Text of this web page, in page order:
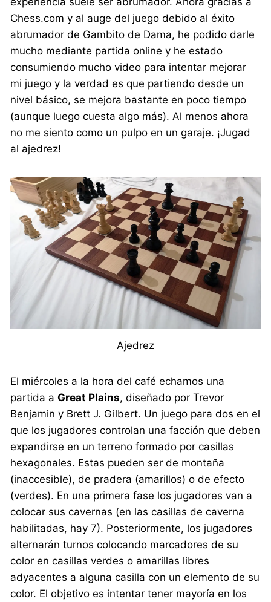
Chess.com y al auge del juego debido al éxito
abrumador de Gambito de Dama, he podido darle
mucho mediante partida online y he estado
consumiendo mucho video para intentar mejorar
mi juego y la verdad es que partiendo desde un
nivel básico, se mejora bastante en poco tiempo
(aunque luego cuesta algo más). Al menos ahora
no me siento como un pulpo en un garaje. ¡Jugad
al ajedrez!
Ajedrez
El miércoles a la hora del café echamos una
partida aGreat Plains, diseñado por Trevor
Benjamin y Brett J. Gilbert. Un juego para dos en el
que los jugadores controlan una facción que deben
expandirse en un terreno formado por casillas
hexagonales. Estas pueden ser de montaña
(inaccesible), de pradera (amarillos) o de efecto
(verdes). En una primera fase los jugadores van a
colocar sus cavernas (en las casillas de caverna
habilitadas, hay 7). Posteriormente, los jugadores
alternarán turnos colocando marcadores de su
color en casillas verdes o amarillas libres
adyacentes a alguna casilla con un elemento de su
color. El objetivo es intentar tener mayoría en los